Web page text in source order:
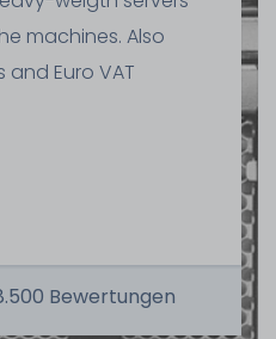
machines. Also
Euro VAT
Bewertungen